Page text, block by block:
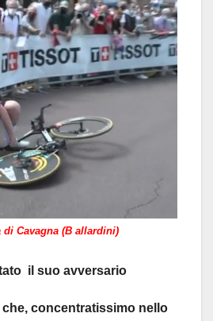
di Cavagna (B allardini)
il suo avversario
che, concentratissimo nello